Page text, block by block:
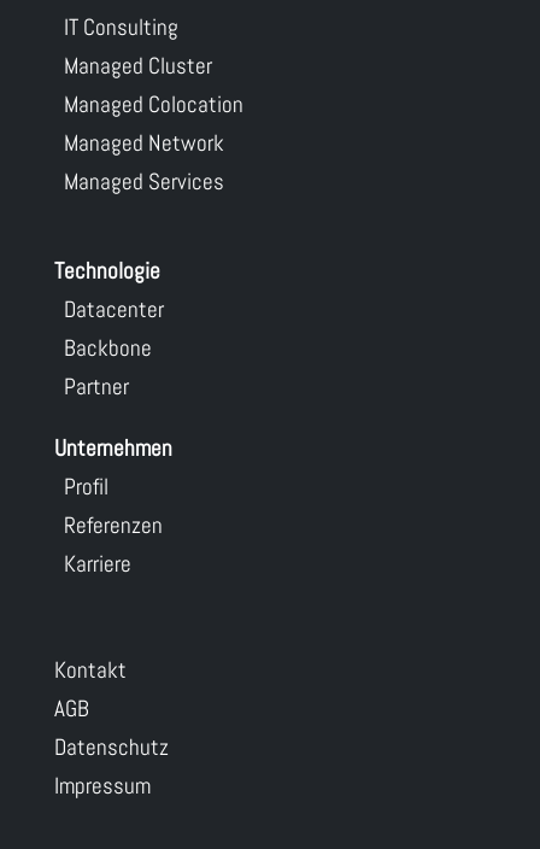
IT Consulting
Managed Cluster
Managed Colocation
Managed Network
Managed Services
Technologie
Datacenter
Backbone
Partner
Unternehmen
Profil
Referenzen
Karriere
Kontakt
AGB
Datenschutz
Impressum